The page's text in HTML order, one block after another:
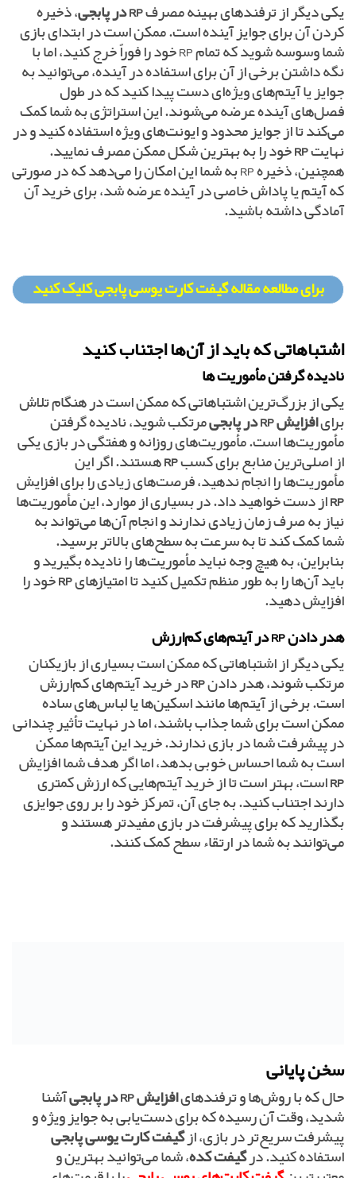
یکی دیگر از ترفندهای بهینه مصرفRP در پابجی
، ذخیره
کردن آن برای جوایز آینده است. ممکن است در ابتدای بازی
شما وسوسه شوید که تمام RP خود را فوراً خرج کنید، اما با
نگه داشتن برخی از آن برای استفاده در آینده، می‌توانید به
جوایز یا آیتم‌های ویژه‌ای دست پیدا کنید که در طول
فصل‌های آینده عرضه می‌شوند. این استراتژی به شما کمک
می‌کند تا از جوایز محدود و ایونت‌های ویژه استفاده کنید و در
نهایتRPخود را به بهترین شکل ممکن مصرف نمایید.
همچنین، ذخیره RP به شما این امکان را می‌دهد که در صورتی
که آیتم یا پاداش خاصی در آینده عرضه شد، برای خرید آن
آمادگی داشته باشید.
برای مطالعه مقاله گیفت کارت یوسی پابجی کلیک کنید
اشتباهاتی که باید از آن‌ها اجتناب کنید
نادیده گرفتن مأموریت‌ ها
یکی از بزرگ‌ترین اشتباهاتی که ممکن است در هنگام تلاش
برایافزایش RP در پابجی
مرتکب شوید، نادیده گرفتن
مأموریت‌ها است. مأموریت‌های روزانه و هفتگی در بازی یکی
از اصلی‌ترین منابع برای کسبRPهستند. اگر این
مأموریت‌ها را انجام ندهید، فرصت‌های زیادی را برای افزایش
RPاز دست خواهید داد. در بسیاری از موارد، این مأموریت‌ها
نیاز به صرف زمان زیادی ندارند و انجام آن‌ها می‌تواند به
شما کمک کند تا به سرعت به سطح‌های بالاتر برسید.
بنابراین، به هیچ وجه نباید مأموریت‌ها را نادیده بگیرید و
باید آن‌ها را به طور منظم تکمیل کنید تا امتیازهایRPخود را
افزایش دهید.
هدر دادن RP در آیتم‌های کم‌ارزش
یکی دیگر از اشتباهاتی که ممکن است بسیاری از بازیکنان
مرتکب شوند، هدر دادنRPدر خرید آیتم‌های کم‌ارزش
است. برخی از آیتم‌ها مانند اسکین‌ها یا لباس‌های ساده
ممکن است برای شما جذاب باشند، اما در نهایت تأثیر چندانی
در پیشرفت شما در بازی ندارند. خرید این آیتم‌ها ممکن
است به شما احساس خوبی بدهد، اما اگر هدف شما افزایش
RPاست، بهتر است تا از خرید آیتم‌هایی که ارزش کمتری
دارند اجتناب کنید. به جای آن، تمرکز خود را بر روی جوایزی
بگذارید که برای پیشرفت در بازی مفیدتر هستند و
می‌توانند به شما در ارتقاء سطح کمک کنند.
سخن پایانی
حال که با روش‌ها و ترفندهایافزایش RP در پابجی
آشنا
شدید، وقت آن رسیده که برای دست‌یابی به جوایز ویژه و
پیشرفت سریع‌تر در بازی، ازگیفت کارت یوسی پابجی
استفاده کنید. درگیفت کده، شما می‌توانید بهترین و